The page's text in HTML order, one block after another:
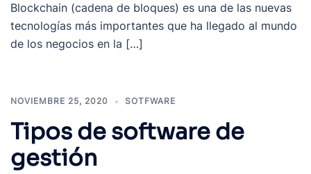
Blockchain (cadena de bloques) es una de las nuevas
tecnologías más importantes que ha llegado al mundo
de los negocios en la […]
NOVIEMBRE 25, 2020 SOTFWARE
Tipos de software de
gestión